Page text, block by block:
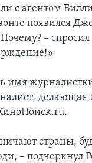
с агентом
появился
– спросил
имя
страны,
– подчеркнул